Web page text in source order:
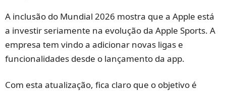
A inclusão do Mundial 2026 mostra que a Apple está
a investir seriamente na evolução da Apple Sports. A
empresa tem vindo a adicionar novas ligas e
funcionalidades desde o lançamento da app.
Com esta atualização, fica claro que o objetivo é